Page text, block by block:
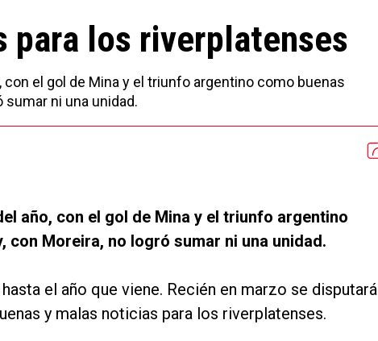
para los riverplatenses
el gol de Mina y el triunfo argentino como buenas
sumar ni una unidad.
año, con el gol de Mina y el triunfo argentino
con Moreira, no logró sumar ni una unidad.
el año que viene. Recién en marzo se disputará
y malas noticias para los riverplatenses.